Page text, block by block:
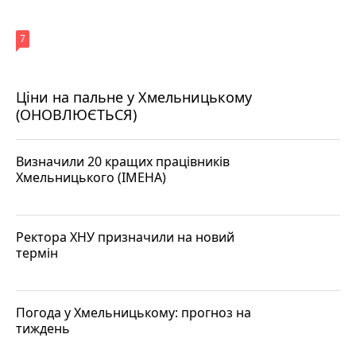
Ціни на пальне у Хмельницькому
(ОНОВЛЮЄТЬСЯ)
7
Визначили 20 кращих працівників
Хмельницького (ІМЕНА)
Ректора ХНУ призначили на новий
термін
Погода у Хмельницькому: прогноз на
тиждень